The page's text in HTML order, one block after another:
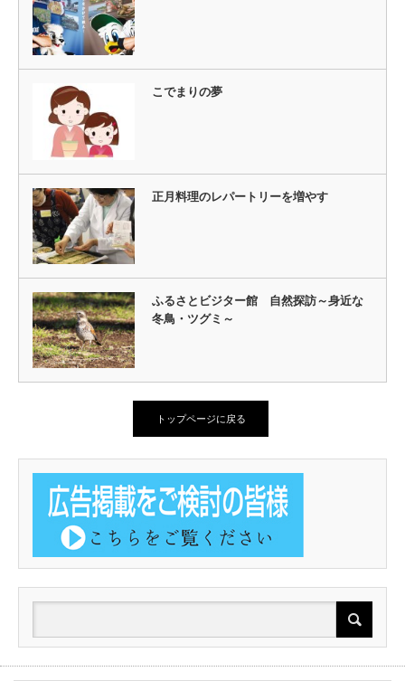
こでまりの夢
正月料理のレパートリーを増やす
ふるさとビジター館 自然探訪～身近な
冬鳥・ツグミ～
トップページに戻る